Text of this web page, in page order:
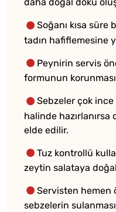
daha doğal doku
Soğanı kısa
tadın hafiflemesine
Peynirin servis
formunun
Sebzeler çok
halinde
elde edilir.
Tuz kontrollü
zeytin salataya
Servisten hemen
sebzelerin